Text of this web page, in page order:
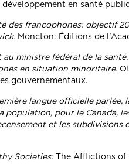
en santé
des francophones: objectif
Moncton: Éditions de
au ministre fédéral de la
en situation minoritaire.
gouvernementaux.
langue officielle parlée,
population, pour le Canada,
et les subdivisions
Societies: The Afflictions of